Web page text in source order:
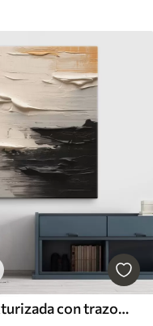
Abstracción texturizada con trazos en tonos crema y negro